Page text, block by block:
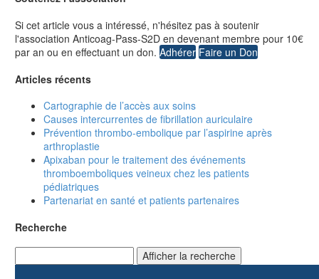
Si cet article vous a intéressé, n'hésitez pas à soutenir
l'association Anticoag-Pass-S2D en devenant membre pour 10€
par an ou en effectuant un don. Adhérer Faire un Don
Articles récents
Cartographie de l’accès aux soins
Causes intercurrentes de fibrillation auriculaire
Prévention thrombo-embolique par l’aspirine après
arthroplastie
Apixaban pour le traitement des événements
thromboemboliques veineux chez les patients
pédiatriques
Partenariat en santé et patients partenaires
Recherche
Afficher la recherche